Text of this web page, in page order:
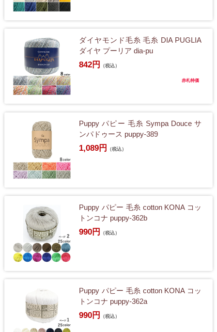
ダイヤモンド毛糸 毛糸 DIA PUGLIA
ダイヤ プーリア dia-pu
842円 （税込）
赤札特価
Puppy パピー 毛糸 Sympa Douce サ
ンパドゥース puppy-389
1,089円 （税込）
Puppy パピー 毛糸 cotton KONA コッ
トンコナ puppy-362b
990円 （税込）
Puppy パピー 毛糸 cotton KONA コッ
トンコナ puppy-362a
990円 （税込）